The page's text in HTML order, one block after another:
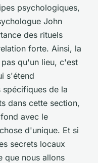
psychologiques,
John
des rituels
forte. Ainsi, la
qu'un lieu, c'est
s'étend
spécifiques de la
dans cette section,
avec le
d'unique. Et si
secrets locaux
que nous allons